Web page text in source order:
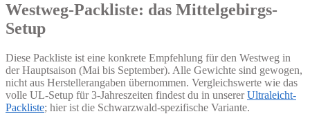
Westweg-Packliste: das Mittelgebirgs-
Setup
Diese Packliste ist eine konkrete Empfehlung für den Westweg in
der Hauptsaison (Mai bis September). Alle Gewichte sind gewogen,
nicht aus Herstellerangaben übernommen. Vergleichswerte wie das
volle UL-Setup für 3-Jahreszeiten findest du in unsererUltraleicht-
Packliste; hier ist die Schwarzwald-spezifische Variante.